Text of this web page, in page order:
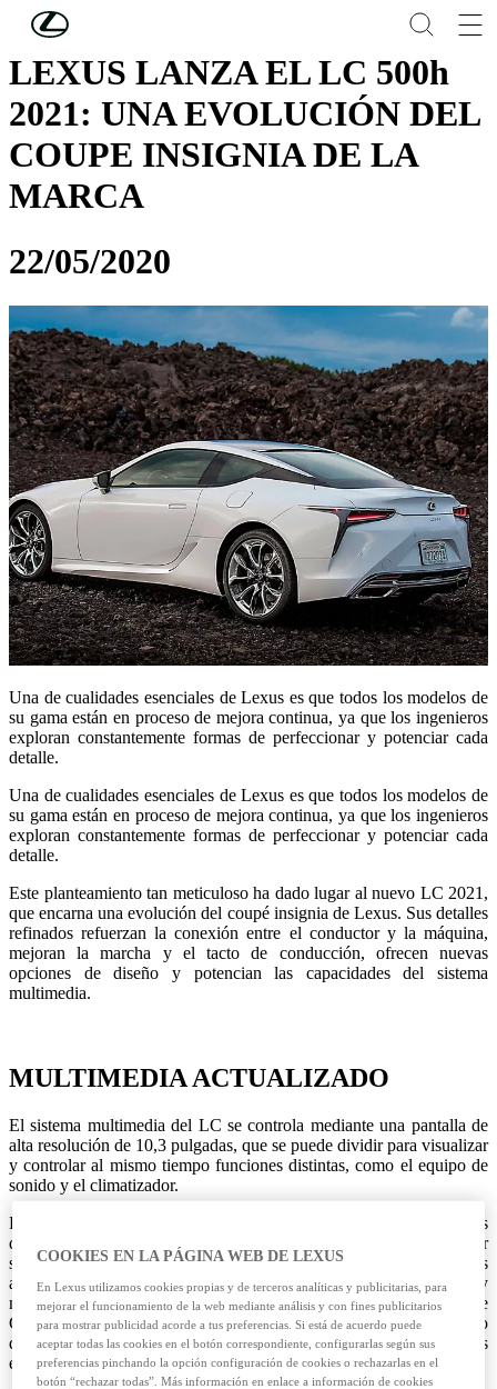
Skip to Main Content
LEXUS LANZA EL LC 500h
2021: UNA EVOLUCIÓN DEL
COUPE INSIGNIA DE LA
MARCA
22/05/2020
Una de cualidades esenciales de Lexus es que todos los modelos de
su gama están en proceso de mejora continua, ya que los ingenieros
exploran constantemente formas de perfeccionar y potenciar cada
detalle.
Una de cualidades esenciales de Lexus es que todos los modelos de
su gama están en proceso de mejora continua, ya que los ingenieros
exploran constantemente formas de perfeccionar y potenciar cada
detalle.
Este planteamiento tan meticuloso ha dado lugar al nuevo LC 2021,
que encarna una evolución del coupé insignia de Lexus. Sus detalles
refinados refuerzan la conexión entre el conductor y la máquina,
mejoran la marcha y el tacto de conducción, ofrecen nuevas
opciones de diseño y potencian las capacidades del sistema
multimedia.
MULTIMEDIA ACTUALIZADO
El sistema multimedia del LC se controla mediante una pantalla de
alta resolución de 10,3 pulgadas, que se puede dividir para visualizar
y controlar al mismo tiempo funciones distintas, como el equipo de
sonido y el climatizador.
Para la edición de 2021, todas las versiones del LC van equipadas
de serie con Apple CarPlay™ y Android Auto™, para integrar
smartphones de forma sencilla e inalámbrica y acceder a las
aplicaciones más habituales de navegación, entretenimiento y
mensajería. Con Android Auto™, se puede utilizar el Asistente de
Google y obtener información personalizada a partir del calendario
del usuario, de la actividad anterior y de las preferencias
establecidas.
COOKIES EN LA PÁGINA WEB DE LEXUS
En Lexus utilizamos cookies propias y de terceros analíticas y publicitarias, para
mejorar el funcionamiento de la web mediante análisis y con fines publicitarios
para mostrar publicidad acorde a tus preferencias. Si está de acuerdo puede
aceptar todas las cookies en el botón correspondiente, configurarlas según sus
preferencias pinchando la opción configuración de cookies o rechazarlas en el
botón “rechazar todas”. Más información en enlace a información de cookies